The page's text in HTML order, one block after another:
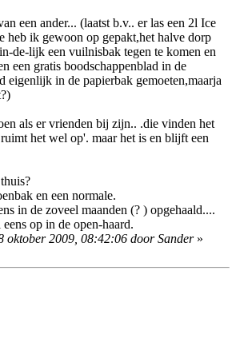
een ander... (laatst b.v.. er las een 2l Ice
heb ik gewoon op gepakt,het halve dorp
de-lijk een vuilnisbak tegen te komen en
een gratis boodschappenblad in de
eigenlijk in de papierbak gemoeten,maarja
als er vrienden bij zijn.. .die vinden het
het wel op'. maar het is en blijft een
en een normale.
in de zoveel maanden (? ) opgehaald....
op in de open-haard.
oktober 2009, 08:42:06 door Sander»